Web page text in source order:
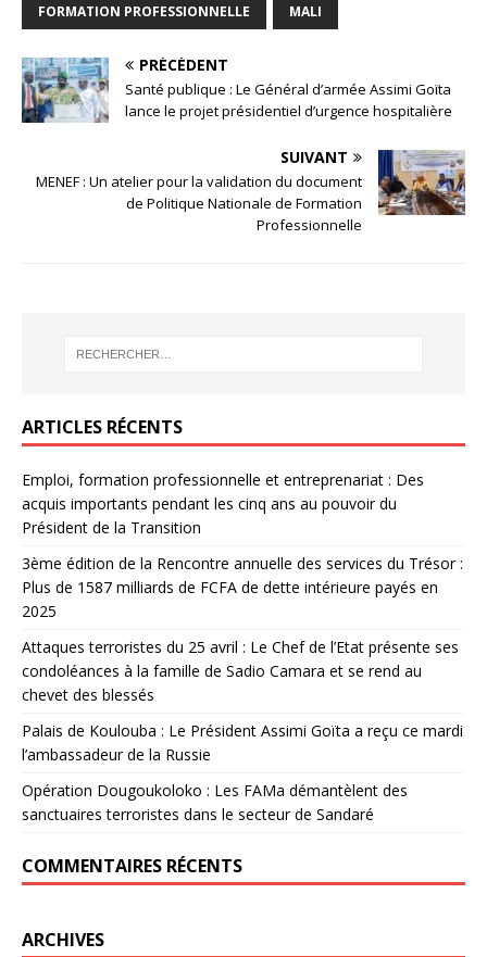
FORMATION PROFESSIONNELLE MALI
PRÉCÉDENT
Santé publique : Le Général d’armée Assimi Goïta
lance le projet présidentiel d’urgence hospitalière
SUIVANT
MENEF : Un atelier pour la validation du document
de Politique Nationale de Formation
Professionnelle
ARTICLES RÉCENTS
Emploi, formation professionnelle et entreprenariat : Des
acquis importants pendant les cinq ans au pouvoir du
Président de la Transition
3ème édition de la Rencontre annuelle des services du Trésor :
Plus de 1587 milliards de FCFA de dette intérieure payés en
2025
Attaques terroristes du 25 avril : Le Chef de l’Etat présente ses
condoléances à la famille de Sadio Camara et se rend au
chevet des blessés
Palais de Koulouba : Le Président Assimi Goïta a reçu ce mardi
l’ambassadeur de la Russie
Opération Dougoukoloko : Les FAMa démantèlent des
sanctuaires terroristes dans le secteur de Sandaré
COMMENTAIRES RÉCENTS
ARCHIVES